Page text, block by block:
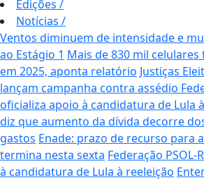
Edições /
Notícias /
Ventos diminuem de intensidade e
ao Estágio 1 Mais de 830 mil
em 2025, aponta relatório Justiças
lançam campanha contra assédio
oficializa apoio à candidatura de Lula
diz que aumento da dívida decorre
gastos Enade: prazo de recurso para
termina nesta sexta Federação
à candidatura de Lula à reeleição